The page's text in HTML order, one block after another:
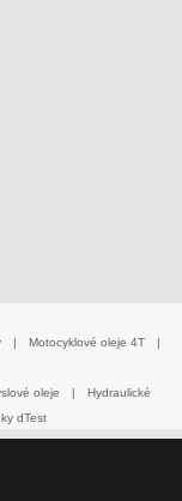
| Motocyklové oleje 4T
|
oleje |
Hydraulické
dTest